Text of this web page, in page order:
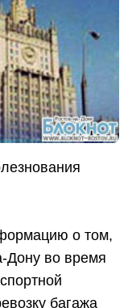
о том,
Дону во время
багажа